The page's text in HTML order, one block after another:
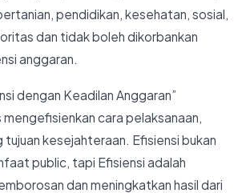
pendidikan, kesehatan, sosial,
dan tidak boleh dikorbankan
anggaran.
dengan Keadilan Anggaran”
mengefisienkan cara pelaksanaan,
kesejahteraan. Efisiensi bukan
public, tapi Efisiensi adalah
dan meningkatkan hasil dari